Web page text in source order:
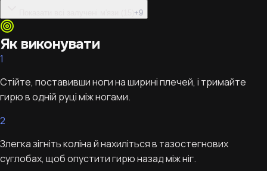
+9
Як виконувати
1
Стійте, поставивши ноги на ширині плечей, і тримайте
гирю в одній руці між ногами.
2
Злегка зігніть коліна й нахиліться в тазостегнових
суглобах, щоб опустити гирю назад між ніг.